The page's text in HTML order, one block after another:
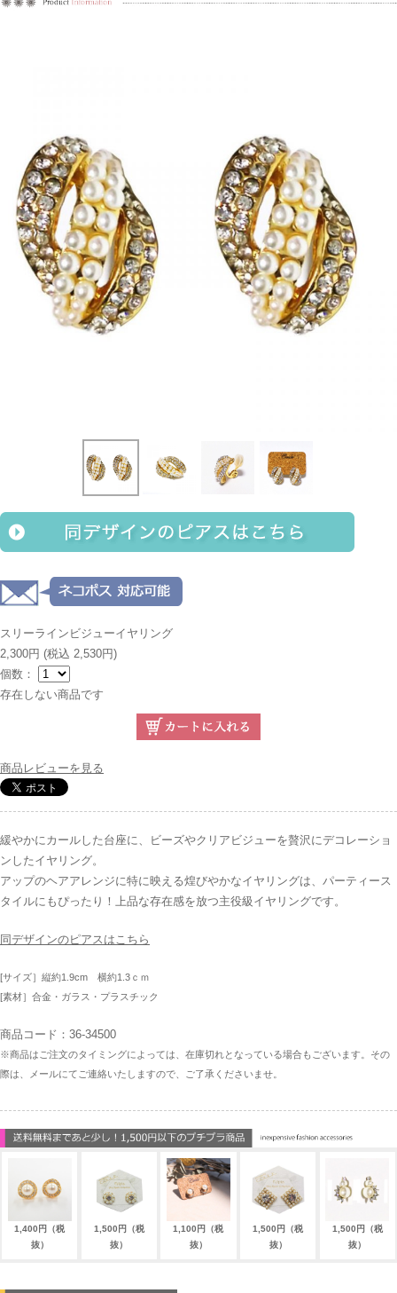
スリーラインビジューイヤリング
2,300円 (税込 2,530円)
個数：
存在しない商品です
商品レビューを見る
緩やかにカールした台座に、ビーズやクリアビジューを贅沢にデコレーショ
ンしたイヤリング。
アップのヘアアレンジに特に映える煌びやかなイヤリングは、パーティース
タイルにもぴったり！上品な存在感を放つ主役級イヤリングです。
同デザインのピアスはこちら
[サイズ］縦約1.9cm 横約1.3ｃｍ
[素材］合金・ガラス・プラスチック
商品コード：36-34500
※商品はご注文のタイミングによっては、在庫切れとなっている場合もございます。その
際は、メールにてご連絡いたしますので、ご了承くださいませ。
1,400円（税
抜）
1,500円（税
抜）
1,100円（税
抜）
1,500円（税
抜）
1,500円（税
抜）